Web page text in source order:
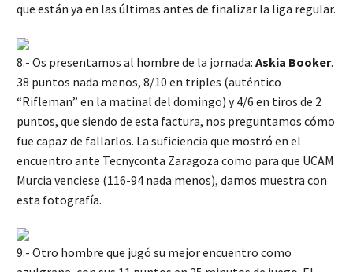
que están ya en las últimas antes de finalizar la liga regular.
8.- Os presentamos al hombre de la jornada: Askia Booker.
38 puntos nada menos, 8/10 en triples (auténtico
“Rifleman” en la matinal del domingo) y 4/6 en tiros de 2
puntos, que siendo de esta factura, nos preguntamos cómo
fue capaz de fallarlos. La suficiencia que mostró en el
encuentro ante Tecnyconta Zaragoza como para que UCAM
Murcia venciese (116-94 nada menos), damos muestra con
esta fotografía.
9.- Otro hombre que jugó su mejor encuentro como